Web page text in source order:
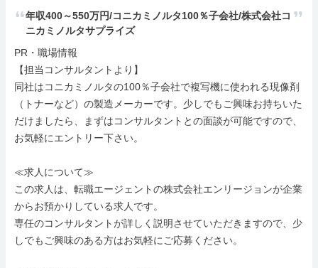
年収400～550万円/コニカミノルタ100％子会社/株式会社コ
ニカミノルタサプライズ
PR・職場情報
【担当コンサルタントより】
同社はコニカミノルタの100％子会社で複写機に使われる現像剤
（トナーなど）の製造メーカーです。少しでもご興味お持ちいた
だけましたら、まずはコンサルタントとの面談が可能ですので、
お気軽にエントリー下さい。
≪求人について≫
この求人は、転職エージェントの株式会社エンリージョンが企業
からお預かりしている求人です。
専任のコンサルタントが詳しく説明させていただきますので、少
しでもご興味のある方はお気軽にご応募ください。